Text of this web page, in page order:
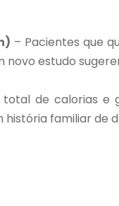
– Pacientes que
novo estudo
de calorias e
familiar de